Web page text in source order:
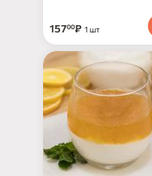
15700₽ 1 шт